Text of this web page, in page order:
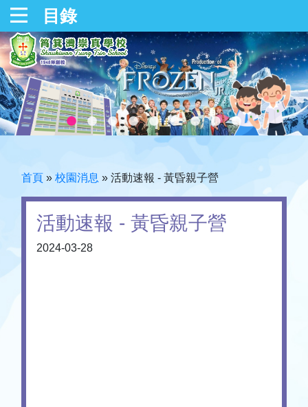
目錄
首頁 » 校園消息 » 活動速報 - 黃昏親子營
活動速報 - 黃昏親子營
2024-03-28